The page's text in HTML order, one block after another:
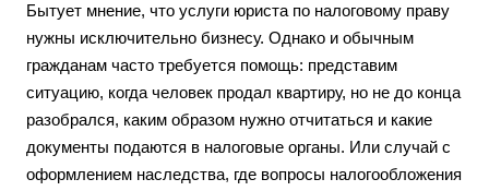
Бытует мнение, что услуги юриста по налоговому праву
нужны исключительно бизнесу. Однако и обычным
гражданам часто требуется помощь: представим
ситуацию, когда человек продал квартиру, но не до конца
разобрался, каким образом нужно отчитаться и какие
документы подаются в налоговые органы. Или случай с
оформлением наследства, где вопросы налогообложения